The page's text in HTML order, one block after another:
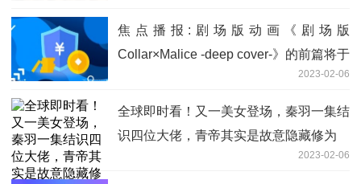
焦点播报:剧场版动画《剧场版
Collar×Malice -deep cover-》的前篇将于
2023-02-06
全球即时看！又一美女登场，秦羽一集结
识四位大佬，青帝其实是故意隐藏修为
2023-02-06